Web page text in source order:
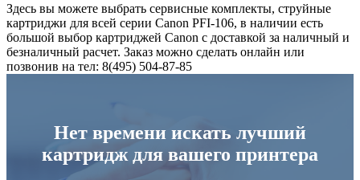
Здесь вы можете выбрать сервисные комплекты, струйные
картриджи для всей серии Canon PFI-106, в наличии есть
большой выбор картриджей Canon с доставкой за наличный и
безналичный расчет. Заказ можно сделать онлайн или
позвонив на тел: 8(495) 504-87-85
Нет времени искать лучший
картридж для вашего принтера